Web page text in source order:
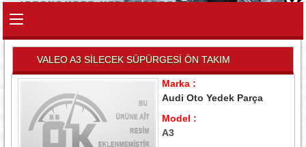
VALEO A3 SİLECEK SÜPÜRGESİ ÖN TAKIM
Marka :
Audi Oto Yedek Parça
Model :
A3